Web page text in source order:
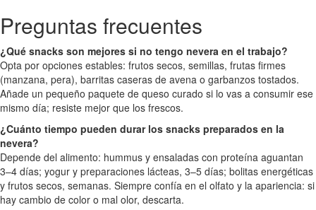
Preguntas frecuentes
¿Qué snacks son mejores si no tengo nevera en el trabajo?
Opta por opciones estables: frutos secos, semillas, frutas firmes
(manzana, pera), barritas caseras de avena o garbanzos tostados.
Añade un pequeño paquete de queso curado si lo vas a consumir ese
mismo día; resiste mejor que los frescos.
¿Cuánto tiempo pueden durar los snacks preparados en la
nevera?
Depende del alimento: hummus y ensaladas con proteína aguantan
3–4 días; yogur y preparaciones lácteas, 3–5 días; bolitas energéticas
y frutos secos, semanas. Siempre confía en el olfato y la apariencia: si
hay cambio de color o mal olor, descarta.